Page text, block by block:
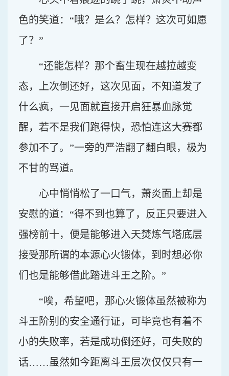
色的笑道：“哦？是么？怎样？这次可如愿
了？”
“还能怎样？那个畜生现在越拉越变
态，上次倒还好，这次见面，不知道发了
什么疯，一见面就直接开启狂暴血脉觉
醒，若不是我们跑得快，恐怕连这大赛都
参加不了。”一旁的严浩翻了翻白眼，极为
不甘的骂道。
心中悄悄松了一口气，萧炎面上却是
安慰的道：“得不到也算了，反正只要进入
强榜前十，便是能够进入天焚炼气塔底层
接受那所谓的本源心火锻体，到时想必你
们也是能够借此踏进斗王之阶。”
“唉，希望吧，那心火锻体虽然被称为
斗王阶别的安全通行证，可毕竟也有着不
小的失败率，若是成功倒还好，可失败的
话……虽然如今距离斗王层次仅仅只有一